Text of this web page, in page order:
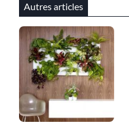
Autres articles